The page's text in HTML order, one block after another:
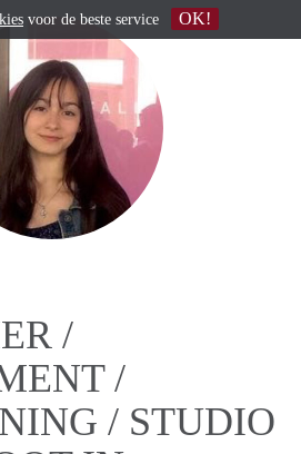
/
/
/ STUDIO
voor de beste service OK!